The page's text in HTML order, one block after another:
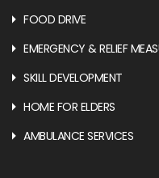
FOOD DRIVE
EMERGENCY & RELIEF
SKILL DEVELOPMENT
HOME FOR ELDERS
AMBULANCE SERVICES